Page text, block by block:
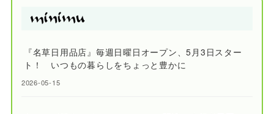
『名草日用品店』毎週日曜日オープン、5月3日スター
ト！ いつもの暮らしをちょっと豊かに
2026-05-15